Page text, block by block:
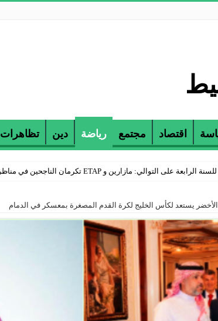
اقتصاد مجتمع رياضة دين تظاهرات
للسنة الرابعة على التوالي: مازارين و ETAP تكرمان الناجحين في مناظرة البكالوريا
الأخضر يستعد لكأس الخليج لكرة القدم المصغرة بمعسكر في الدمام